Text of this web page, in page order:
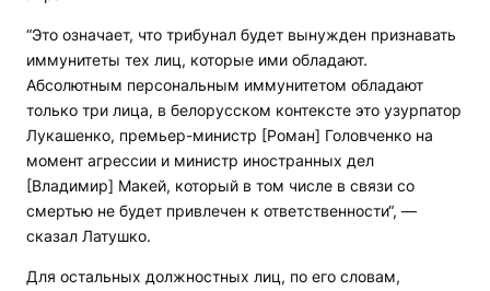
“Это означает, что трибунал будет вынужден признавать
иммунитеты тех лиц, которые ими обладают.
Абсолютным персональным иммунитетом обладают
только три лица, в белорусском контексте это узурпатор
Лукашенко, премьер-министр [Роман] Головченко на
момент агрессии и министр иностранных дел
[Владимир] Макей, который в том числе в связи со
смертью не будет привлечен к ответственности“, —
сказал Латушко.
Для остальных должностных лиц, по его словам,